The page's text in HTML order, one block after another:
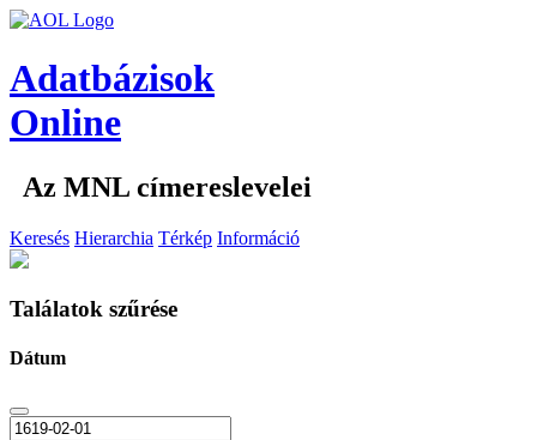
Adatbázisok
Online
Az MNL címereslevelei
Keresés Hierarchia Térkép Információ
Találatok szűrése
Dátum